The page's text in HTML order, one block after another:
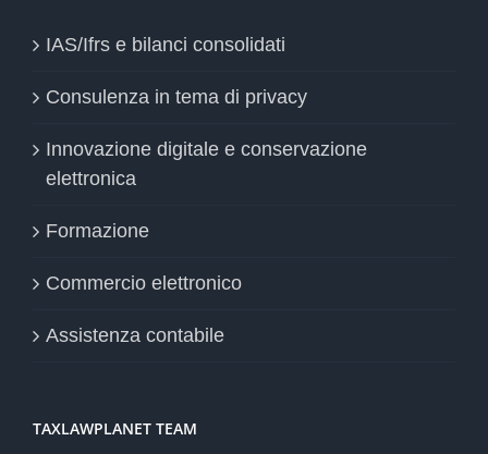
IAS/Ifrs e bilanci consolidati
Consulenza in tema di privacy
Innovazione digitale e conservazione
elettronica
Formazione
Commercio elettronico
Assistenza contabile
TAXLAWPLANET TEAM